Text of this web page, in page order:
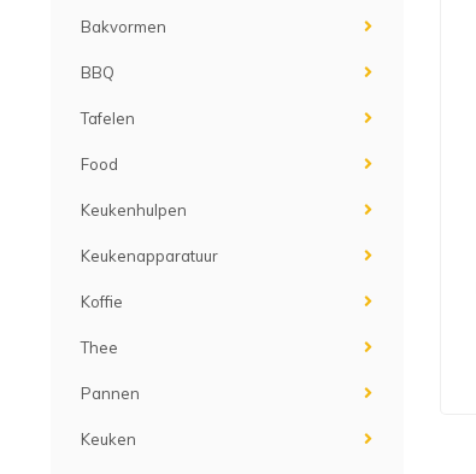
Bakvormen
BBQ
Tafelen
Food
Keukenhulpen
Keukenapparatuur
Koffie
Thee
Pannen
Keuken